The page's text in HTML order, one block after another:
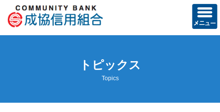
当組合の概要トピックス
Topics